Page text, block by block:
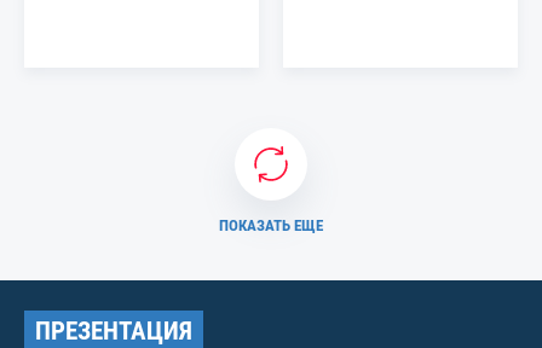
ПОКАЗАТЬ ЕЩЕ
ПРЕЗЕНТАЦИЯ